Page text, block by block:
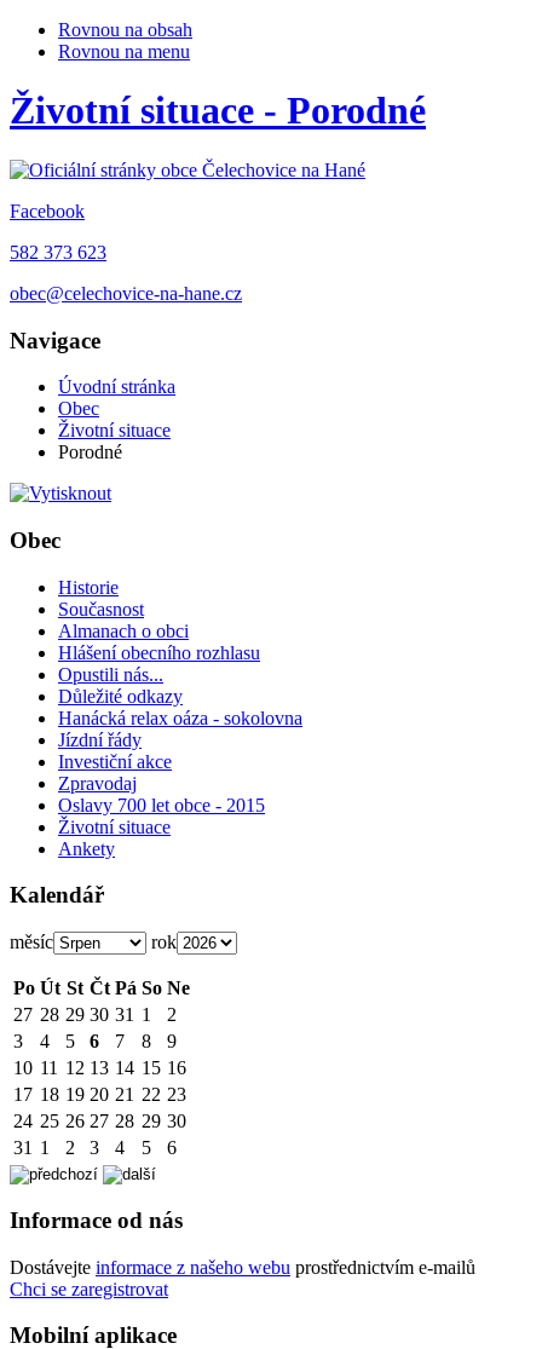
Rovnou na obsah
Rovnou na menu
Životní situace - Porodné
Facebook
582 373 623
obec@celechovice-na-hane.cz
Navigace
Úvodní stránka
Obec
Životní situace
Porodné
Obec
Historie
Současnost
Almanach o obci
Hlášení obecního rozhlasu
Opustili nás...
Důležité odkazy
Hanácká relax oáza - sokolovna
Jízdní řády
Investiční akce
Zpravodaj
Oslavy 700 let obce - 2015
Životní situace
Ankety
Kalendář
měsíc rok
Po Út St Čt Pá So Ne
27 28 29 30 31 1
2
3
4 5 6 7 8
9
10 11 12 13 14 15 16
17 18 19 20 21 22 23
24 25 26 27 28 29 30
31 1 2 3 4 5 6
Informace od nás
Dostávejte informace z našeho webu prostřednictvím e-mailů
Chci se zaregistrovat
Mobilní aplikace